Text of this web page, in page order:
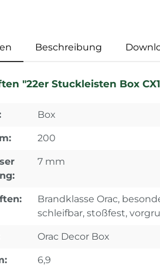
Beschreibung
"22er Stuckleisten Box
Box
200
7 mm
Brandklasse Orac,
schleifbar, stoßfest,
Orac Decor Box
6,9